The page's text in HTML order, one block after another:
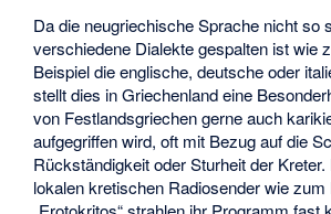
Da die neugriechische Sprache nicht so
verschiedene Dialekte gespalten ist wie
Beispiel die englische, deutsche oder
stellt dies in Griechenland eine
von Festlandsgriechen gerne auch
aufgegriffen wird, oft mit Bezug auf die
Rückständigkeit oder Sturheit der
lokalen kretischen Radiosender wie zum